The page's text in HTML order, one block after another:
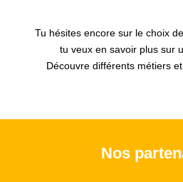
Tu hésites encore sur le choix
tu veux en savoir plus sur
Découvre différents métiers
Nos